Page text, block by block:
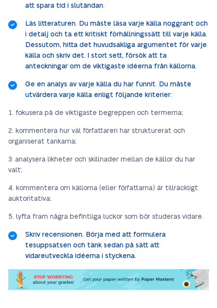
att spara tid i slutändan.
Läs litteraturen. Du måste läsa varje källa noggrant och
i detalj och ta ett kritiskt förhållningssätt till varje källa.
Dessutom, hitta det huvudsakliga argumentet för varje
källa och skriv det. I stort sett, försök att ta
anteckningar om de viktigaste idéerna från källorna.
Ge en analys av varje källa du har funnit. Du måste
utvärdera varje källa enligt följande kriterier:
fokusera på de viktigaste begreppen och termerna;
kommentera hur väl författaren har strukturerat och
organiserat tankarna;
analysera likheter och skillnader mellan de källor du har
valt;
kommentera om källorna (eller författarna) är tillräckligt
auktoritativa;
lyfta fram några befintliga luckor som bör studeras vidare.
Skriv recensionen. Börja med att formulera
tesuppsatsen och tänk sedan på sätt att
vidareutveckla idéerna i styckena.